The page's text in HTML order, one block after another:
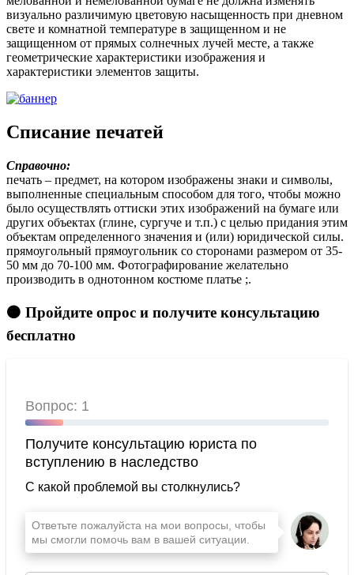
визуально различимую цветовую насыщенность при дневном
свете и комнатной температуре в защищенном и не
защищенном от прямых солнечных лучей месте, а также
геометрические характеристики изображения и
характеристики элементов защиты.
Списание печатей
Справочно:
печать – предмет, на котором изображены знаки и символы,
выполненные специальным способом для того, чтобы можно
было осуществлять оттиски этих изображений на бумаге или
других объектах (глине, сургуче и т.п.) с целью придания этим
объектам определенного значения и (или) юридической силы.
прямоугольный прямоугольник со сторонами размером от 35-
50 мм до 70-100 мм. Фотографирование желательно
производить в однотонном костюме платье ;.
🟠 Пройдите опрос и получите консультацию
бесплатно